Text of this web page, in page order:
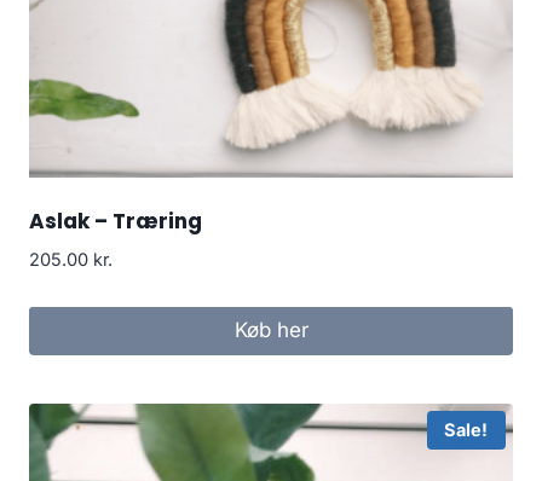
Aslak – Træring
205.00 kr.
Køb her
Sale!